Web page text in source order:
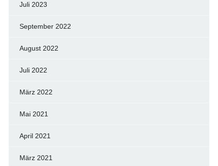
Juli 2023
September 2022
August 2022
Juli 2022
März 2022
Mai 2021
April 2021
März 2021